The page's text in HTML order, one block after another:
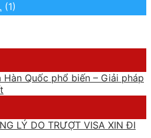
(1)
Quốc phổ biến – Giải pháp
LÝ DO TRƯỢT VISA XIN ĐI